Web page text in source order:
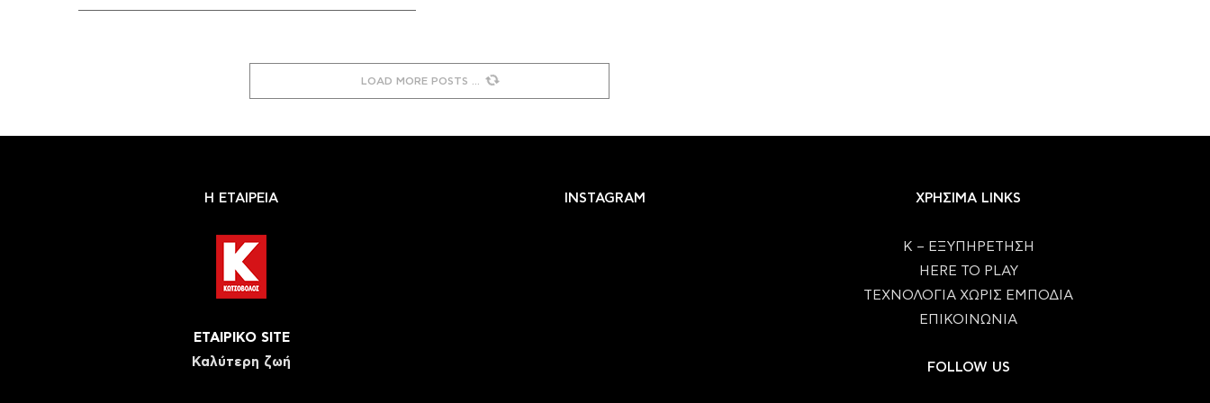
LOAD MORE POSTS
Η ΕΤΑΙΡΕΙΑ
ΕΤΑΙΡΙΚΟ SITE
Καλύτερη ζωή
INSTAGRAM ΧΡΗΣΙΜΑ LINKS
Κ – ΕΞΥΠΗΡΕΤΗΣΗ
HERE TO PLAY
ΤΕΧΝΟΛΟΓΙΑ ΧΩΡΙΣ ΕΜΠΟΔΙΑ
ΕΠΙΚΟΙΝΩΝΙΑ
FOLLOW US